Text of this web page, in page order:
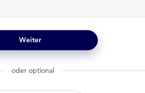
Weiter
oder optional